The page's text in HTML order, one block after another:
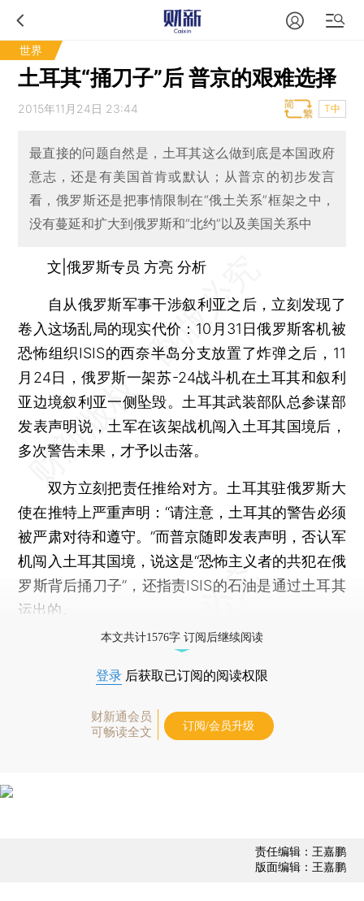
世界
土耳其“捅刀子”后 普京的艰难选择
2015年11月24日 23:44 T中
最直接的问题自然是，土耳其这么做到底是本国政府
意志，还是有美国首肯或默认；从普京的初步发言
看，俄罗斯还是把事情限制在“俄土关系”框架之中，
没有蔓延和扩大到俄罗斯和“北约”以及美国关系中
文|俄罗斯专员 方亮 分析
自从俄罗斯军事干涉叙利亚之后，立刻发现了
卷入这场乱局的现实代价：10月31日俄罗斯客机被
恐怖组织ISIS的西奈半岛分支放置了炸弹之后，11
月24日，俄罗斯一架苏-24战斗机在土耳其和叙利
亚边境叙利亚一侧坠毁。土耳其武装部队总参谋部
发表声明说，土军在该架战机闯入土耳其国境后，
多次警告未果，才予以击落。
双方立刻把责任推给对方。土耳其驻俄罗斯大
使在推特上严重声明：“请注意，土耳其的警告必须
被严肃对待和遵守。”而普京随即发表声明，否认军
机闯入土耳其国境，说这是“恐怖主义者的共犯在俄
罗斯背后捅刀子”，还指责ISIS的石油是通过土耳其
运出的。
本文共计1576字 订阅后继续阅读
登录 后获取已订阅的阅读权限
财新通会员
可畅读全文
订阅/会员升级
责任编辑：王嘉鹏
版面编辑：王嘉鹏